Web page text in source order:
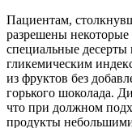
Пациентам,
разрешены
специальные
гликемическим
из фруктов без
горького шоколада.
что при должном
продукты